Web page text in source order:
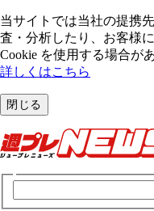
当サイトでは当社の提携
査・分析したり、お客様
Cookie を使⽤する場合が
詳しくはこちら
閉じる